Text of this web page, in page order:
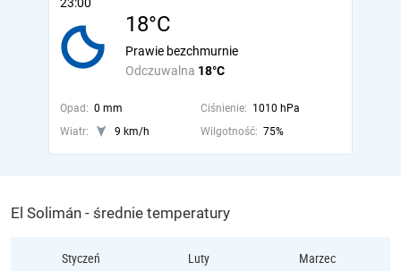
18°C
Odczuwalna 18°C
Prawie bezchmurnie
Opad: 0 mm Ciśnienie: 1010 hPa
Wiatr:
9 km/h Wilgotność: 75%
El Solimán - średnie temperatury
Styczeń Luty Marzec